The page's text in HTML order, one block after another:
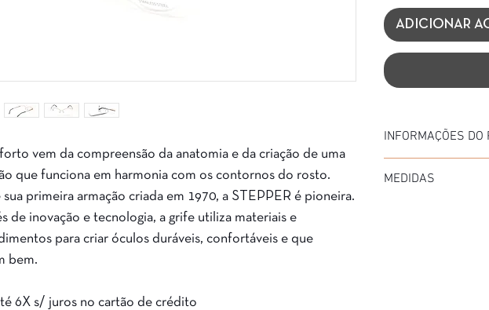
vem da compreensão da anatomia e da criação de uma
que funciona em harmonia com os contornos do rosto.
sua primeira armação criada em 1970, a STEPPER é pioneira.
de inovação e tecnologia, a grife utiliza materiais e
para criar óculos duráveis, confortáveis e que
bem.
6X s/ juros no cartão de crédito
ADICIONAR
INFORMAÇÕES DO
Modelo: 40205
MEDIDAS